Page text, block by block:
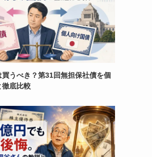
買うべき？第31回無担保社債を個
徹底比較